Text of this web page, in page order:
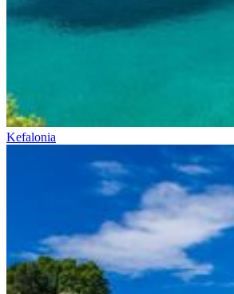
Kefalonia